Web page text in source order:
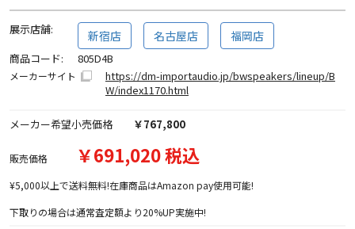
展示店舗: 新宿店 名古屋店 福岡店
商品コード: 805D4B
メーカーサイト
https://dm-importaudio.jp/bwspeakers/lineup/B
W/index1170.html
メーカー希望小売価格 ￥767,800
販売価格 ￥691,020 税込
¥5,000以上で送料無料!在庫商品はAmazon pay使用可能!
下取りの場合は通常査定額より20%UP実施中!